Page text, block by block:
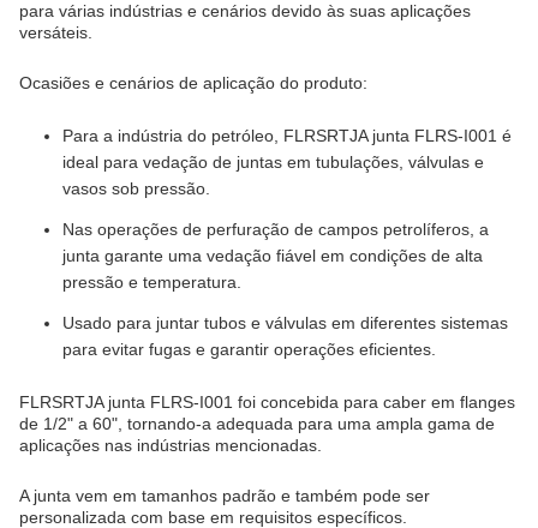
para várias indústrias e cenários devido às suas aplicações
versáteis.
Ocasiões e cenários de aplicação do produto:
Para a indústria do petróleo, FLRSRTJA junta FLRS-I001 é
ideal para vedação de juntas em tubulações, válvulas e
vasos sob pressão.
Nas operações de perfuração de campos petrolíferos, a
junta garante uma vedação fiável em condições de alta
pressão e temperatura.
Usado para juntar tubos e válvulas em diferentes sistemas
para evitar fugas e garantir operações eficientes.
FLRSRTJA junta FLRS-I001 foi concebida para caber em flanges
de 1/2" a 60", tornando-a adequada para uma ampla gama de
aplicações nas indústrias mencionadas.
A junta vem em tamanhos padrão e também pode ser
personalizada com base em requisitos específicos.